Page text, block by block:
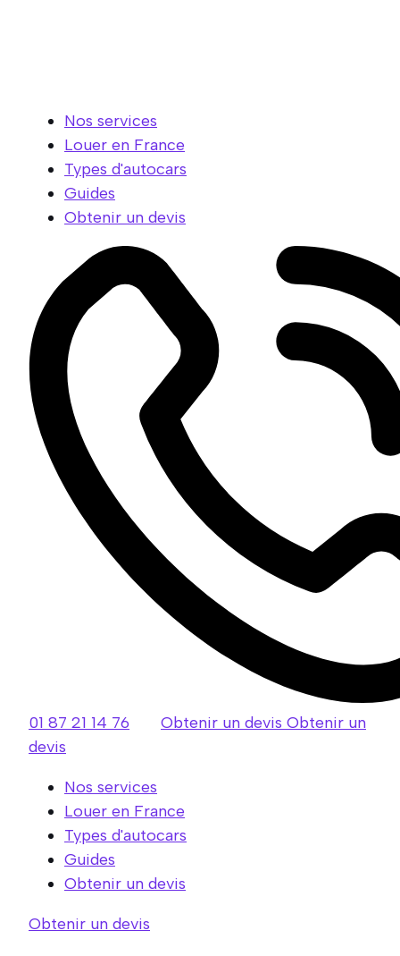
Nos services
Louer en France
Types d'autocars
Guides
Obtenir un devis
01 87 21 14 76 Obtenir un devis Obtenir un
devis
Nos services
Louer en France
Types d'autocars
Guides
Obtenir un devis
Obtenir un devis